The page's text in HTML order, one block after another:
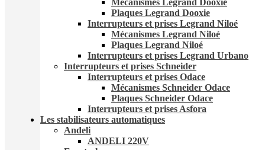
Mécanismes Legrand Dooxie
Plaques Legrand Dooxie
Interrupteurs et prises Legrand Niloé
Mécanismes Legrand Niloé
Plaques Legrand Niloé
Interrupteurs et prises Legrand Urbano
Interrupteurs et prises Schneider
Interrupteurs et prises Odace
Mécanismes Schneider Odace
Plaques Schneider Odace
Interrupteurs et prises Asfora
Les stabilisateurs automatiques
Andeli
ANDELI 220V